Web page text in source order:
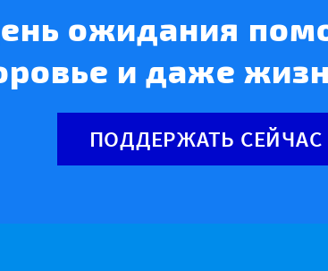
ожидания
и даже
ПОДДЕРЖАТЬ СЕЙЧАС